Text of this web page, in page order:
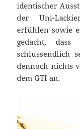
identischer
der Uni-
erfühlen sowie
gedacht,
schlussendlich
dennoch nichts
dem GTI an.